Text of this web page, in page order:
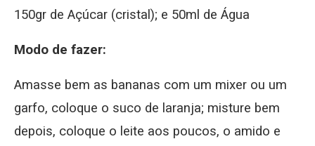
150gr de Açúcar (cristal); e 50ml de Água
Modo de fazer:
Amasse bem as bananas com um mixer ou um
garfo, coloque o suco de laranja; misture bem
depois, coloque o leite aos poucos, o amido e